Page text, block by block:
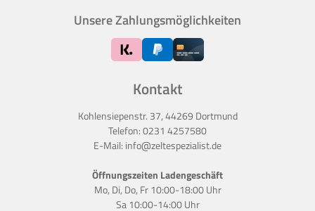
Kontakt
Kohlensiepenstr. 37, 44269 Dortmund
Telefon:0231 4257580
E-Mail: info@zeltespezialist.de
Öffnungszeiten Ladengeschäft
Mo, Di, Do, Fr 10:00-18:00 Uhr
Sa 10:00-14:00 Uhr
Unsere Zahlungsmöglichkeiten